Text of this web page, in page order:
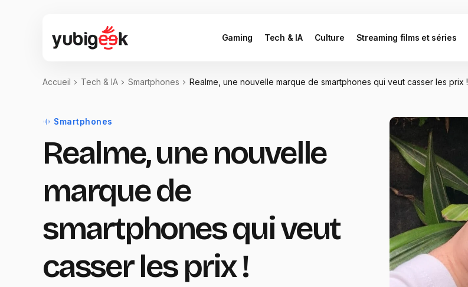
Gaming Tech & IA Culture Streaming films et séries
Accueil Tech & IA Smartphones Realme, une nouvelle marque de smartphones qui veut casser les prix !
Smartphones
Realme, une nouvelle
marque de
smartphones qui veut
casser les prix !